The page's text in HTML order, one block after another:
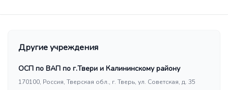
Другие учреждения
ОСП по ВАП по г.Твери и Калининскому району
170100, Россия, Тверская обл., г. Тверь, ул. Советская, д. 35